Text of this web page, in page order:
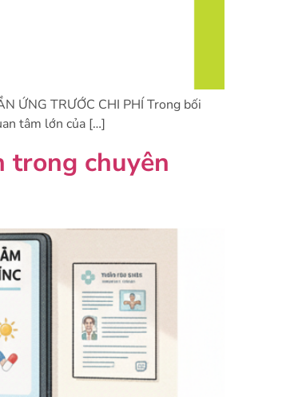
ỨNG TRƯỚC CHI PHÍ Trong bối
tâm lớn của […]
trong chuyên